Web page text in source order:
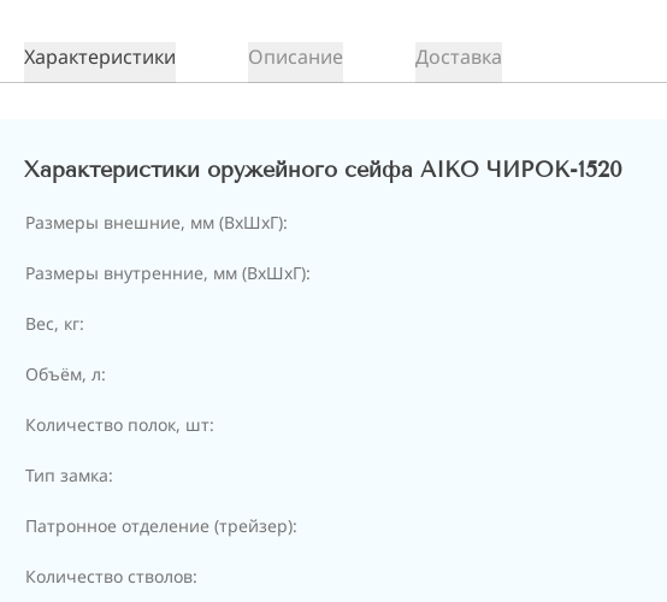
Характеристики Описание Доставка
Характеристики оружейного сейфа AIKO ЧИРОК-1520
Размеры внешние, мм (ВхШхГ):
Размеры внутренние, мм (ВхШхГ):
Вес, кг:
Объём, л:
Количество полок, шт:
Тип замка:
Патронное отделение (трейзер):
Количество стволов: